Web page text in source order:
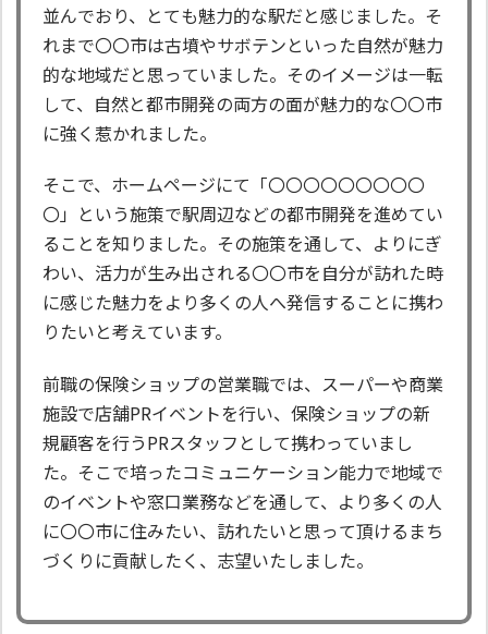
並んでおり、とても魅力的な駅だと感じました。そ
れまで〇〇市は古墳やサボテンといった自然が魅力
的な地域だと思っていました。そのイメージは一転
して、自然と都市開発の両方の面が魅力的な〇〇市
に強く惹かれました。
そこで、ホームページにて「〇〇〇〇〇〇〇〇〇
〇」という施策で駅周辺などの都市開発を進めてい
ることを知りました。その施策を通して、よりにぎ
わい、活力が生み出される〇〇市を自分が訪れた時
に感じた魅力をより多くの人へ発信することに携わ
りたいと考えています。
前職の保険ショップの営業職では、スーパーや商業
施設で店舗PRイベントを行い、保険ショップの新
規顧客を行うPRスタッフとして携わっていまし
た。そこで培ったコミュニケーション能力で地域で
のイベントや窓口業務などを通して、より多くの人
に〇〇市に住みたい、訪れたいと思って頂けるまち
づくりに貢献したく、志望いたしました。